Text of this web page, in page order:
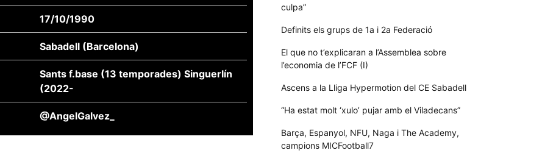
17/10/1990
Sabadell (Barcelona)
Sants f.base (13 temporades) Singuerlín
(2022-
@AngelGalvez_
culpa”
Definits els grups de 1a i 2a Federació
El que no t’explicaran a l’Assemblea sobre
l’economia de l’FCF (I)
Ascens a la Lliga Hypermotion del CE Sabadell
“Ha estat molt ‘xulo’ pujar amb el Viladecans”
Barça, Espanyol, NFU, Naga i The Academy,
campions MICFootball7